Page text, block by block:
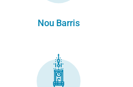
Nou Barris